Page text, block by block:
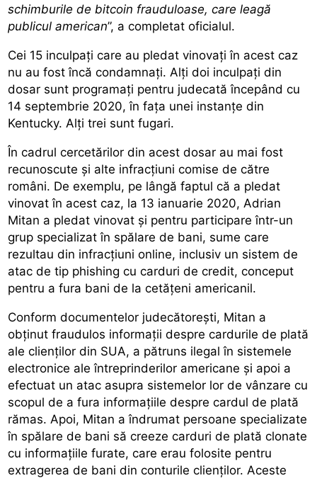
schimburile de bitcoin frauduloase, care leagă
publicul american”, a completat oficialul.
Cei 15 inculpați care au pledat vinovați în acest caz
nu au fost încă condamnați. Alți doi inculpați din
dosar sunt programați pentru judecată începând cu
14 septembrie 2020, în fața unei instanțe din
Kentucky. Alți trei sunt fugari.
În cadrul cercetărilor din acest dosar au mai fost
recunoscute și alte infracțiuni comise de către
români. De exemplu, pe lângă faptul că a pledat
vinovat în acest caz, la 13 ianuarie 2020, Adrian
Mitan a pledat vinovat și pentru participare într-un
grup specializat în spălare de bani, sume care
rezultau din infracțiuni online, inclusiv un sistem de
atac de tip phishing cu carduri de credit, conceput
pentru a fura bani de la cetățeni americanil.
Conform documentelor judecătorești, Mitan a
obținut fraudulos informații despre cardurile de plată
ale clienților din SUA, a pătruns ilegal în sistemele
electronice ale întreprinderilor americane și apoi a
efectuat un atac asupra sistemelor lor de vânzare cu
scopul de a fura informațiile despre cardul de plată
rămas. Apoi, Mitan a îndrumat persoane specializate
în spălare de bani să creeze carduri de plată clonate
cu informațiile furate, care erau folosite pentru
extragerea de bani din conturile clienților. Aceste